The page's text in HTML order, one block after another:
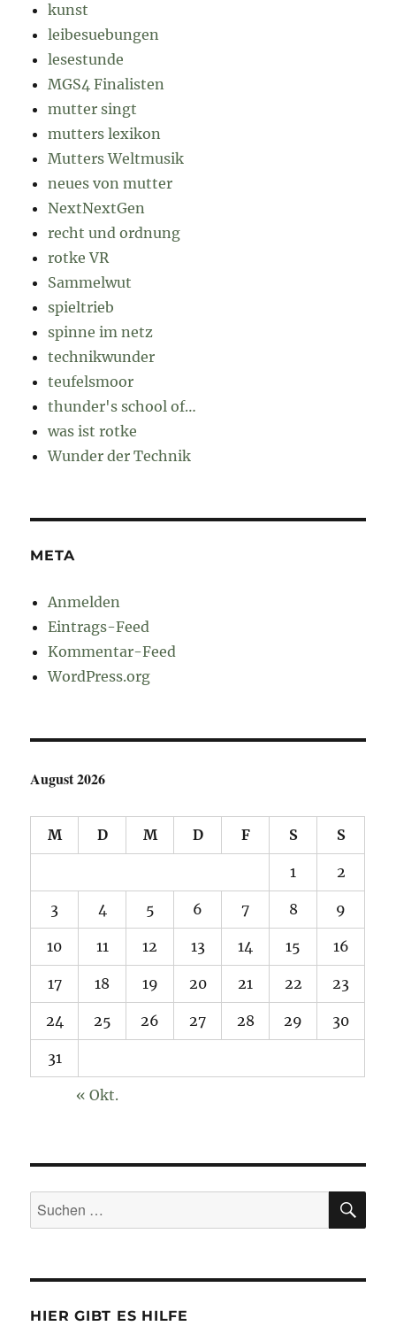
kunst
leibesuebungen
lesestunde
MGS4 Finalisten
mutter singt
mutters lexikon
Mutters Weltmusik
neues von mutter
NextNextGen
recht und ordnung
rotke VR
Sammelwut
spieltrieb
spinne im netz
technikwunder
teufelsmoor
thunder's school of…
was ist rotke
Wunder der Technik
META
Anmelden
Eintrags-Feed
Kommentar-Feed
WordPress.org
August 2026
M D M D F S S
1 2
3 4 5 6 7 8 9
10 11 12 13 14 15 16
17 18 19 20 21 22 23
24 25 26 27 28 29 30
31
« Okt.
Suchen
nach:
HIER GIBT ES HILFE